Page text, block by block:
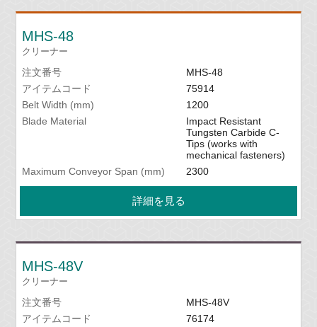
MHS-48
クリーナー
注文番号
MHS-48
アイテムコード
75914
Belt Width (mm)
1200
Blade Material
Impact Resistant
Tungsten Carbide C-
Tips (works with
mechanical fasteners)
Maximum Conveyor Span (mm)
2300
詳細を見る
MHS-48V
クリーナー
注文番号
MHS-48V
アイテムコード
76174